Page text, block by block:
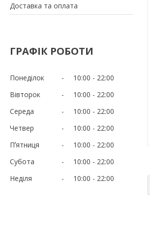
Доставка та оплата
ГРАФІК РОБОТИ
Понеділок 10:00
22:00
Вівторок
10:00
22:00
Середа
10:00
22:00
Четвер
10:00
22:00
Пʼятниця
10:00
22:00
Субота
10:00
22:00
Неділя
10:00 22:00